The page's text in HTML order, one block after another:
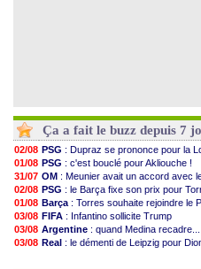
Ça a fait le buzz depuis 7
02/08 PSG : Dupraz se prononce pour la
01/08 PSG : c'est bouclé pour Akliouche !
31/07 OM : Meunier avait un accord avec
02/08 PSG : le Barça fixe son prix pour
01/08 Barça : Torres souhaite rejoindre le
03/08 FIFA : Infantino sollicite Trump
03/08 Argentine : quand Medina
03/08 Real : le démenti de Leipzig pour